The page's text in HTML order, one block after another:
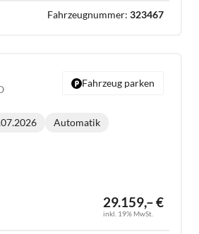
Fahrzeugnummer: 323467
29.159,– €
inkl. 19% MwSt.
Getriebe:
Automatik
Fahrzeug parken